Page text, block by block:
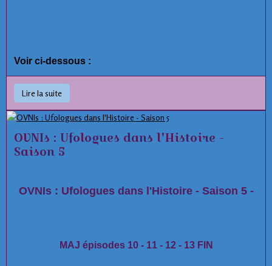
Voir ci-dessous :
Lire la suite
OVNIs : Ufologues dans l'Histoire -
Saison 5
OVNIs : Ufologues dans l'Histoire - Saison 5 -
MAJ épisodes 10 - 11 - 12 - 13 FIN